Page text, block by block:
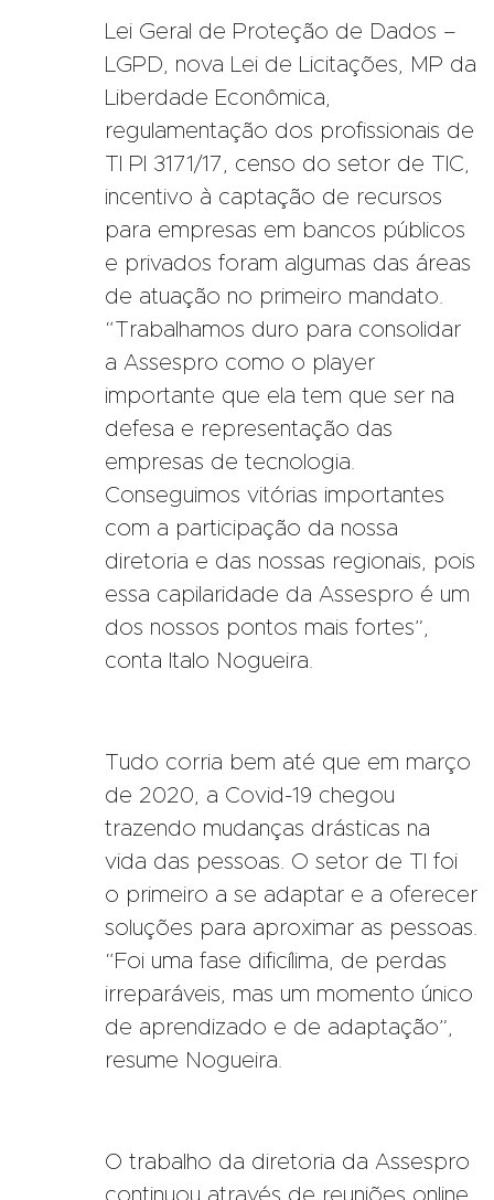
Lei Geral de Proteção de Dados –
LGPD, nova Lei de Licitações, MP da
Liberdade Econômica,
regulamentação dos profissionais de
TI Pl 3171/17, censo do setor de TIC,
incentivo à captação de recursos
para empresas em bancos públicos
e privados foram algumas das áreas
de atuação no primeiro mandato.
“Trabalhamos duro para consolidar
a Assespro como o player
importante que ela tem que ser na
defesa e representação das
empresas de tecnologia.
Conseguimos vitórias importantes
com a participação da nossa
diretoria e das nossas regionais, pois
essa capilaridade da Assespro é um
dos nossos pontos mais fortes”,
conta Italo Nogueira.
Tudo corria bem até que em março
de 2020, a Covid-19 chegou
trazendo mudanças drásticas na
vida das pessoas. O setor de TI foi
o primeiro a se adaptar e a oferecer
soluções para aproximar as pessoas.
“Foi uma fase dificílima, de perdas
irreparáveis, mas um momento único
de aprendizado e de adaptação”,
resume Nogueira.
O trabalho da diretoria da Assespro
continuou através de reuniões online.